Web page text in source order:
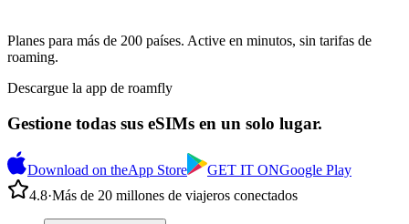
Planes para más de 200 países. Active en minutos, sin tarifas de
roaming.
Descargue la app de roamfly
Gestione todas sus eSIMs en un solo lugar.
Download on theApp Store GET IT ONGoogle Play
4.8·Más de 20 millones de viajeros conectados